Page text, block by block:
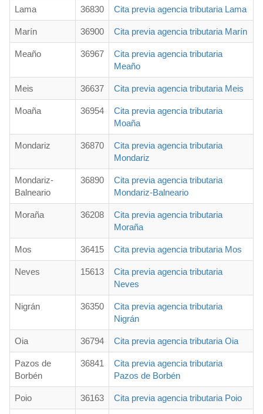
Lama 36830 Cita previa agencia tributaria Lama
Marín 36900 Cita previa agencia tributaria Marín
Meaño 36967
Cita previa agencia tributaria
Meaño
Meis 36637 Cita previa agencia tributaria Meis
Moaña 36954
Cita previa agencia tributaria
Moaña
Mondariz 36870
Cita previa agencia tributaria
Mondariz
Mondariz-
Balneario
36890
Cita previa agencia tributaria
Mondariz-Balneario
Moraña 36208
Cita previa agencia tributaria
Moraña
Mos 36415 Cita previa agencia tributaria Mos
Neves 15613
Cita previa agencia tributaria
Neves
Nigrán 36350
Cita previa agencia tributaria
Nigrán
Oia 36794 Cita previa agencia tributaria Oia
Pazos de
Borbén
36841
Cita previa agencia tributaria
Pazos de Borbén
Poio 36163 Cita previa agencia tributaria Poio